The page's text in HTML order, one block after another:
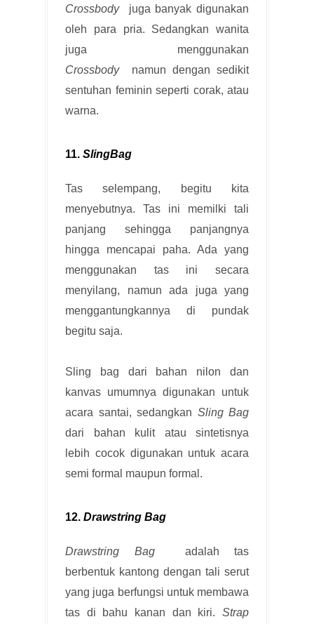
Crossbody
juga banyak digunakan
oleh para pria. Sedangkan wanita
juga menggunakan
Crossbody
namun dengan sedikit
sentuhan feminin seperti corak, atau
warna.
11. SlingBag
Tas selempang, begitu kita
menyebutnya. Tas ini memilki tali
panjang sehingga panjangnya
hingga mencapai paha. Ada yang
menggunakan tas ini secara
menyilang, namun ada juga yang
menggantungkannya di pundak
begitu saja.
Sling bag dari bahan nilon dan
kanvas umumnya digunakan untuk
acara santai, sedangkan Sling Bag
dari bahan kulit atau sintetisnya
lebih cocok digunakan untuk acara
semi formal maupun formal.
12. Drawstring Bag
Drawstring Bag
adalah tas
berbentuk kantong dengan tali serut
yang juga berfungsi untuk membawa
tas di bahu kanan dan kiri. Strap